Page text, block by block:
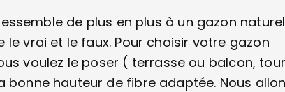
de plus en plus à un gazon
vrai et le faux. Pour choisir votre gazon
voulez le poser ( terrasse ou balcon, tour
bonne hauteur de fibre adaptée. Nous